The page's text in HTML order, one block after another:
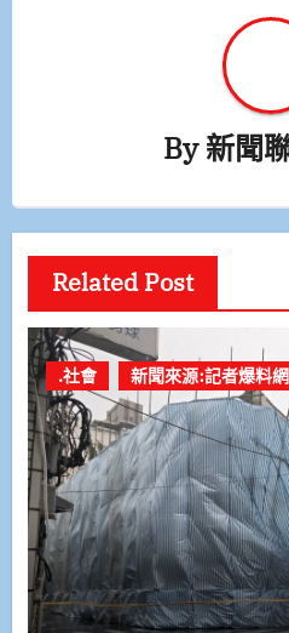
By新聞
Related Post
.社會 新聞來源:記者爆料網